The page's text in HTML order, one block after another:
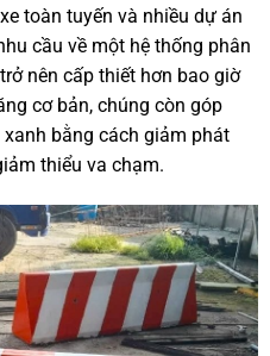
toàn tuyến và nhiều dự án
cầu về một hệ thống phân
nên cấp thiết hơn bao giờ
cơ bản, chúng còn góp
bằng cách giảm phát
thiểu va chạm.